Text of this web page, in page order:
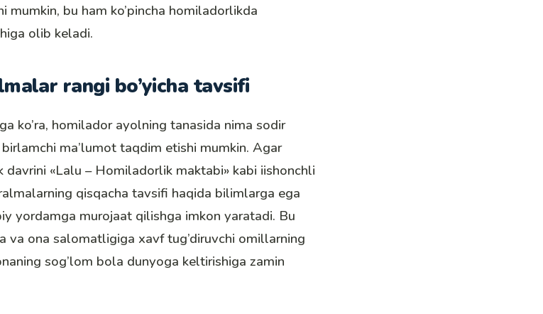
mumkin, bu ham ko’pincha homiladorlikda
olib keladi.
rangi bo’yicha tavsifi
ko’ra, homilador ayolning tanasida nima sodir
ma’lumot taqdim etishi mumkin. Agar
davrini «Lalu – Homiladorlik maktabi» kabi iishonchli
qisqacha tavsifi haqida bilimlarga ega
yordamga murojaat qilishga imkon yaratadi. Bu
ona salomatligiga xavf tug’diruvchi omillarning
sog’lom bola dunyoga keltirishiga zamin